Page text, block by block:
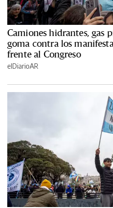
Camiones hidrantes, gas
goma contra los
frente al Congreso
elDiarioAR